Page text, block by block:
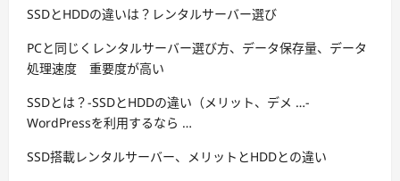
SSDとHDDの違いは？レンタルサーバー選び
PCと同じくレンタルサーバー選び方、データ保存量、データ
処理速度 重要度が高い
SSDとは？-SSDとHDDの違い（メリット、デメ …-
WordPressを利用するなら …
SSD搭載レンタルサーバー、メリットとHDDとの違い